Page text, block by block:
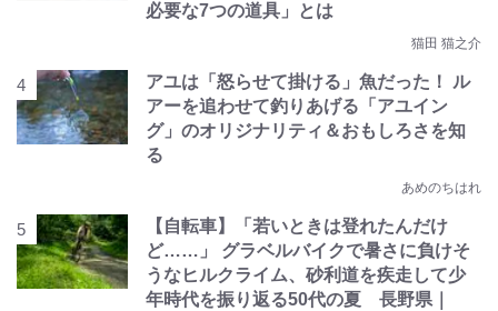
必要な7つの道具」とは
猫田 猫之介
アユは「怒らせて掛ける」魚だった！ ル
アーを追わせて釣りあげる「アユイン
グ」のオリジナリティ＆おもしろさを知
る
あめのちはれ
【自転車】「若いときは登れたんだけ
ど……」 グラベルバイクで暑さに負けそ
うなヒルクライム、砂利道を疾走して少
年時代を振り返る50代の夏 長野県｜